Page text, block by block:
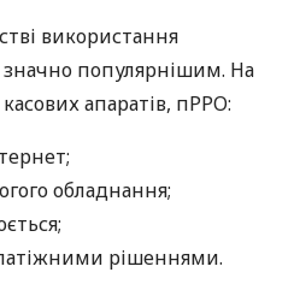
використання
популярнішим. На
апаратів, пРРО:
обладнання;
рішеннями.